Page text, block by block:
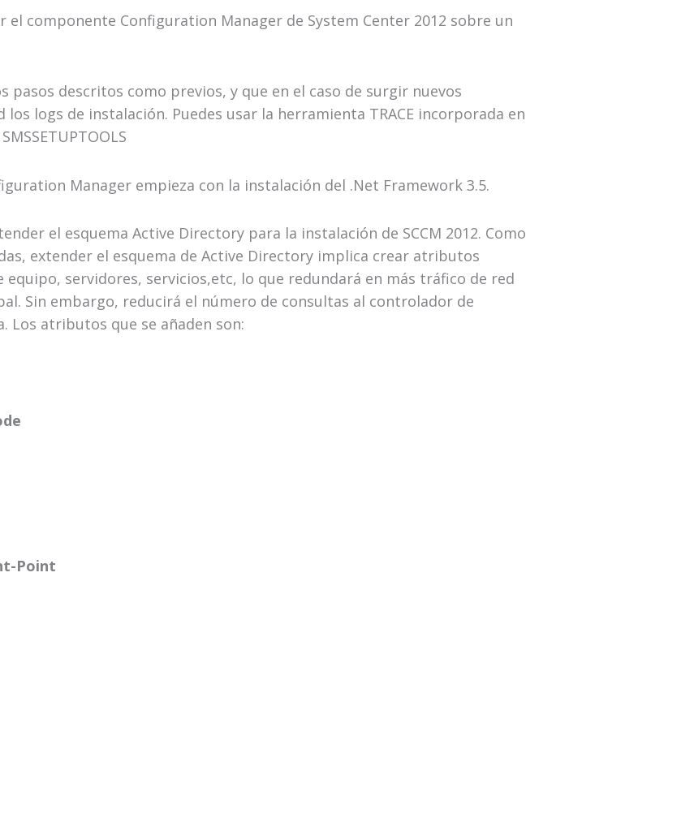
el componente Configuration Manager de System Center 2012 sobre un
pasos descritos como previos, y que en el caso de surgir nuevos
logs de instalación. Puedes usar la herramienta TRACE incorporada en
Manager empieza con la instalación del .Net Framework 3.5.
el esquema Active Directory para la instalación de SCCM 2012. Como
extender el esquema de Active Directory implica crear atributos
equipo, servidores, servicios,etc, lo que redundará en más tráfico de red
Sin embargo, reducirá el número de consultas al controlador de
Los atributos que se añaden son:
Point